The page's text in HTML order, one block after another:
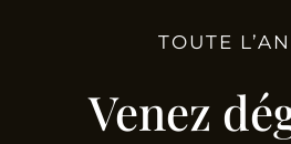
TOUTE
Venez